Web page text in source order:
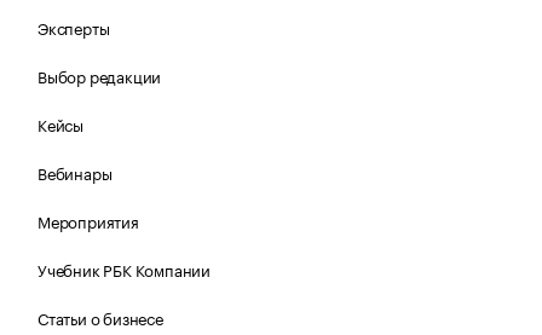
Эксперты
Выбор редакции
Кейсы
Вебинары
Мероприятия
Учебник РБК Компании
Статьи о бизнесе